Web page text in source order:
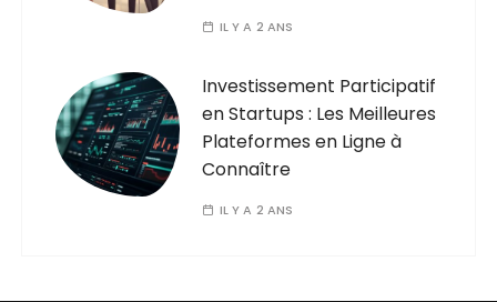
IL Y A 2 ANS
Investissement Participatif
en Startups : Les Meilleures
Plateformes en Ligne à
Connaître
IL Y A 2 ANS